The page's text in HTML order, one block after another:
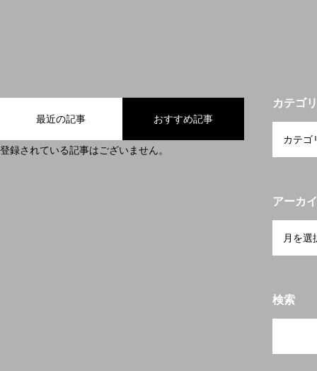
最近の記事 おすすめ記事
登録されている記事はございません。
カテゴ
アーカ
検索